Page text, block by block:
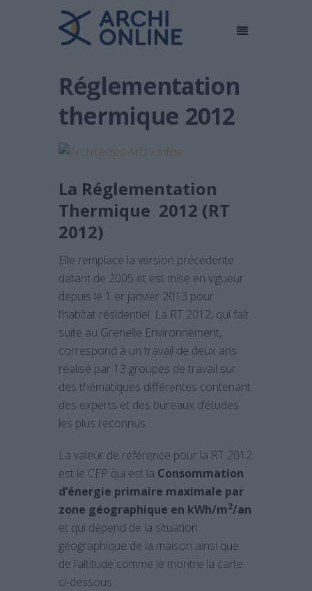
Réglementation
thermique 2012
La Réglementation
Thermique 2012 (RT
2012)
Elle remplace la version précédente
datant de 2005 et est mise en vigueur
depuis le 1 er janvier 2013 pour
l‘habitat résidentiel. La RT 2012, qui fait
suite au Grenelle Environnement,
correspond à un travail de deux ans
réalisé par 13 groupes de travail sur
des thématiques différentes contenant
des experts et des bureaux d’études
les plus reconnus.
La valeur de référence pour la RT 2012
est le CEP qui est la Consommation
d’énergie primaire maximale par
zone géographique en kWh/m2/an
et qui dépend de la situation
géographique de la maison ainsi que
de l’altitude comme le montre la carte
ci-dessous :